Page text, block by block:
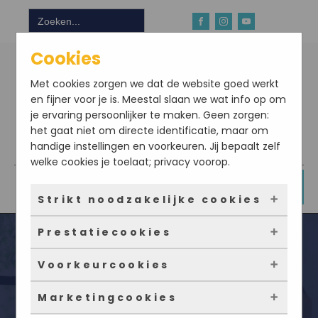
Zoek
naar:
Download hier onze app
Kombucha maken of kopen – wat
Cookies
Met cookies zorgen we dat de website goed werkt
en fijner voor je is. Meestal slaan we wat info op om
je ervaring persoonlijker te maken. Geen zorgen:
het gaat niet om directe identificatie, maar om
handige instellingen en voorkeuren. Jij bepaalt zelf
welke cookies je toelaat; privacy voorop.
Strikt noodzakelijke cookies
Deze cookies zorgen ervoor dat de website
überhaupt werkt. Ze zijn dus altijd actief en
kunnen niet worden uitgezet. Meestal worden
ze alleen geplaatst als jij iets doet, zoals
inloggen, een formulier invullen of je
Prestatiecookies
Met deze cookies zien we hoe vaak onze site
bezocht wordt, waar bezoekers vandaan
komen en welke pagina’s populair zijn. Zo
Voorkeurcookies
Deze cookies onthouden jouw voorkeuren.
Marketingcookies